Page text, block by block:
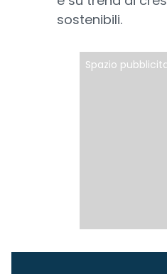
sostenibili.
Spazio